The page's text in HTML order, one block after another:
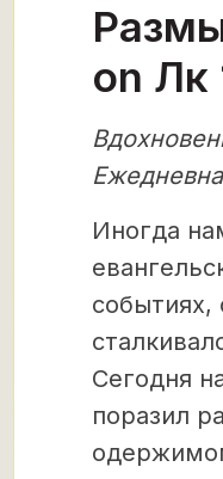
on Лк
Иногда
Сегодня
поразил